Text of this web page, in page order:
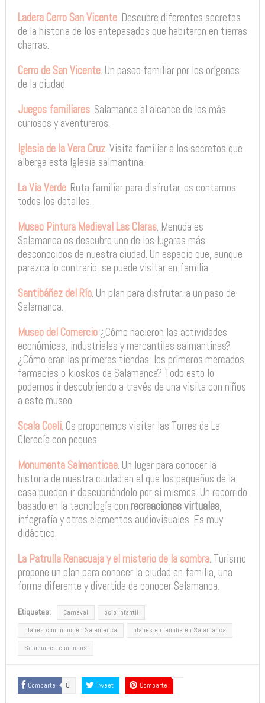
Ladera Cerro San Vicente. Descubre diferentes secretos
de la historia de los antepasados que habitaron en tierras
charras.
Cerro de San Vicente. Un paseo familiar por los orígenes
de la ciudad.
Juegos familiares. Salamanca al alcance de los más
curiosos y aventureros.
Iglesia de la Vera Cruz. Visita familiar a los secretos que
alberga esta Iglesia salmantina.
La Vía Verde. Ruta familiar para disfrutar, os contamos
todos los detalles.
Museo Pintura Medieval Las Claras. Menuda es
Salamanca os descubre uno de los lugares más
desconocidos de nuestra ciudad. Un espacio que, aunque
parezca lo contrario, se puede visitar en familia.
Santibáñez del Río. Un plan para disfrutar, a un paso de
Salamanca.
Museo del Comercio¿Cómo nacieron las actividades
económicas, industriales y mercantiles salmantinas?
¿Cómo eran las primeras tiendas, los primeros mercados,
farmacias o kioskos de Salamanca? Todo esto lo
podemos ir descubriendo a través de una visita con niños
a este museo.
Scala Coeli. Os proponemos visitar las Torres de La
Clerecía con peques.
Monumenta Salmanticae. Un lugar para conocer la
historia de nuestra ciudad en el que los pequeños de la
casa pueden ir descubriéndolo por sí mismos. Un recorrido
basado en la tecnología con recreaciones virtuales,
infografía y otros elementos audiovisuales. Es muy
didáctico.
La Patrulla Renacuaja y el misterio de la sombra. Turismo
propone un plan para conocer la ciudad en familia, una
forma diferente y divertida de conocer Salamanca.
Etiquetas: Carnaval
ocio infantil
planes con niños en Salamanca
planes en familia en Salamanca
Salamanca con niños
Comparte 0 Tweet Comparte